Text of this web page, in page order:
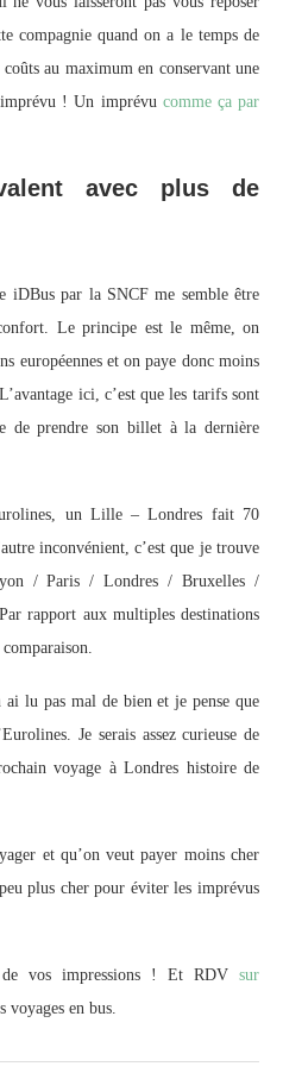
compagnie quand on a le temps de
au maximum en conservant une
! Un imprévu comme ça par
avec plus de
iDBus par la SNCF me semble être
Le principe est le même, on
européennes et on paye donc moins
ici, c’est que les tarifs sont
de prendre son billet à la dernière
un Lille – Londres fait 70
inconvénient, c’est que je trouve
/ Paris / Londres / Bruxelles /
rapport aux multiples destinations
lu pas mal de bien et je pense que
Je serais assez curieuse de
voyage à Londres histoire de
et qu’on veut payer moins cher
plus cher pour éviter les imprévus
vos impressions ! Et RDV sur
voyages en bus.